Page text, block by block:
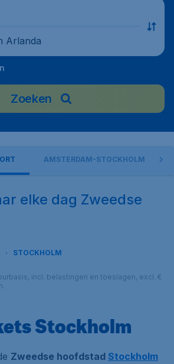
Arlanda
Zoeken
AMSTERDAM-STOCKHOLM
elke dag Zweedse
STOCKHOLM
incl. belastingen en toeslagen, excl. €
Stockholm
Zweedse hoofdstad Stockholm